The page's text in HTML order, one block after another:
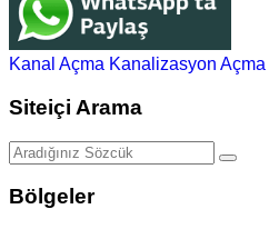
Kanal Açma Kanalizasyon Açma
Siteiçi Arama
Bölgeler